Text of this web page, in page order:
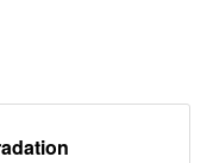
アートですが、使
ーションをつけて、